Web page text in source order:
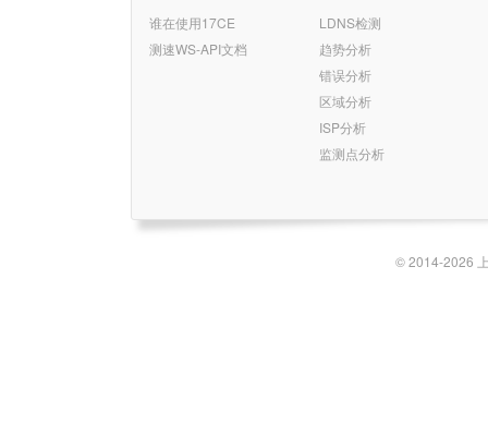
谁在使用17CE
测速WS-API文档
LDNS检测
趋势分析
错误分析
区域分析
ISP分析
监测点分析
© 2014-2026